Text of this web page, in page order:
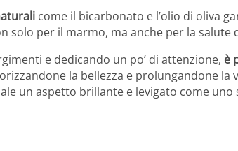
come il bicarbonato e l’olio di oliva
solo per il marmo, ma anche per la salute
e dedicando un po’ di attenzione, è
la bellezza e prolungandone la
un aspetto brillante e levigato come uno